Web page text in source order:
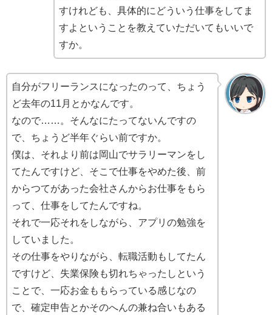
すけれども、具体的にどういう仕事をしてま
すよということを教えていただいてもいいで
すか。
自分がフリーランスになったのって、ちょう
ど去年の11月とかなんです。
なので……。そんなにたってないんですの
で、ちょうど半年ぐらい前ですか。
僕は、それより前は岡山でサラリーマンをし
てたんですけど、そこで仕事をやめた後、前
からつてがあった会社さんからお仕事をもら
って、仕事をしてたんですね。
それで一応それをしながら、アプリの勉強を
していました。
その仕事をやりながら、転職活動もしてたん
ですけど、失業保険も切れちゃったしという
ことで、一応お金ももらっている感じなの
で、確定申告とかそのへんの兼ね合いもある